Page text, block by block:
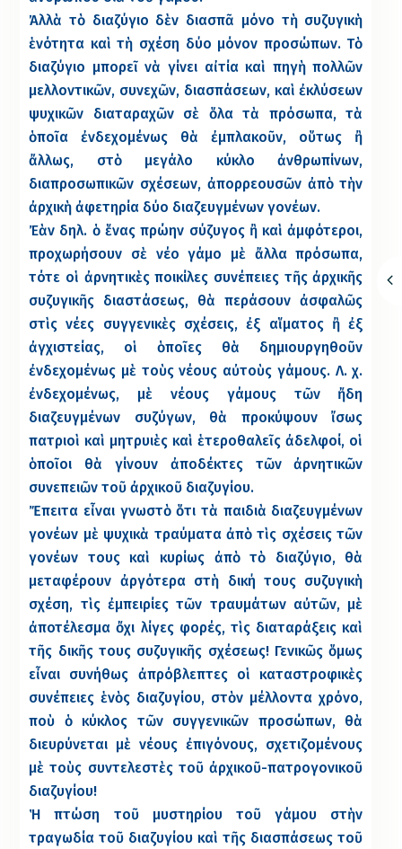
Ἀλλὰ τὸ διαζύγιο δὲν διασπᾶ μόνο τὴ συζυγικὴ
ἑνότητα καὶ τὴ σχέση δύο μόνον προσώπων. Τὸ
διαζύγιο μπορεῖ νὰ γίνει αἰτία καὶ πηγὴ πολλῶν
μελλοντικῶν, συνεχῶν, διασπάσεων, καὶ ἐκλύσεων
ψυχικῶν διαταραχῶν σὲ ὅλα τὰ πρόσωπα, τὰ
ὁποῖα ἐνδεχομένως θὰ ἐμπλακοῦν, οὕτως ἢ
ἄλλως, στὸ μεγάλο κύκλο ἀνθρωπίνων,
διαπροσωπικῶν σχέσεων, ἀπορρεουσῶν ἀπὸ τὴν
ἀρχικὴ ἀφετηρία δύο διαζευγμένων γονέων.
Ἐὰν δηλ. ὁ ἕνας πρώην σύζυγος ἢ καὶ ἀμφότεροι,
προχωρήσουν σὲ νέο γάμο μὲ ἄλλα πρόσωπα,
τότε οἱ ἀρνητικὲς ποικίλες συνέπειες τῆς ἀρχικῆς
συζυγικῆς διαστάσεως, θὰ περάσουν ἀσφαλῶς
στὶς νέες συγγενικὲς σχέσεις, ἐξ αἵματος ἢ ἐξ
ἀγχιστείας, οἱ ὁποῖες θὰ δημιουργηθοῦν
ἐνδεχομένως μὲ τοὺς νέους αὐτοὺς γάμους. Λ. χ.
ἐνδεχομένως, μὲ νέους γάμους τῶν ἤδη
διαζευγμένων συζύγων, θὰ προκύψουν ἴσως
πατριοὶ καὶ μητρυιὲς καὶ ἑτεροθαλεῖς ἀδελφοί, οἱ
ὁποῖοι θὰ γίνουν ἀποδέκτες τῶν ἀρνητικῶν
συνεπειῶν τοῦ ἀρχικοῦ διαζυγίου.
Ἔπειτα εἶναι γνωστὸ ὅτι τὰ παιδιὰ διαζευγμένων
γονέων μὲ ψυχικὰ τραύματα ἀπὸ τὶς σχέσεις τῶν
γονέων τους καὶ κυρίως ἀπὸ τὸ διαζύγιο, θὰ
μεταφέρουν ἀργότερα στὴ δική τους συζυγικὴ
σχέση, τὶς ἐμπειρίες τῶν τραυμάτων αὐτῶν, μὲ
ἀποτέλεσμα ὄχι λίγες φορές, τὶς διαταράξεις καὶ
τῆς δικῆς τους συζυγικῆς σχέσεως! Γενικῶς ὅμως
εἶναι συνήθως ἀπρόβλεπτες οἱ καταστροφικὲς
συνέπειες ἑνὸς διαζυγίου, στὸν μέλλοντα χρόνο,
ποὺ ὁ κύκλος τῶν συγγενικῶν προσώπων, θὰ
διευρύνεται μὲ νέους ἐπιγόνους, σχετιζομένους
μὲ τοὺς συντελεστὲς τοῦ ἀρχικοῦ-πατρογονικοῦ
διαζυγίου!
Ἡ πτώση τοῦ μυστηρίου τοῦ γάμου στὴν
τραγωδία τοῦ διαζυγίου καὶ τῆς διασπάσεως τοῦ